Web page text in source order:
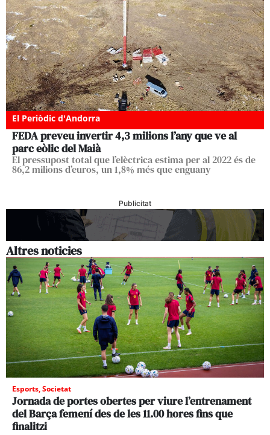
El Periòdic d'Andorra
FEDA preveu invertir 4,3 milions l’any que ve al
parc eòlic del Maià
El pressupost total que l’elèctrica estima per al 2022 és de
86,2 milions d’euros, un 1,8% més que enguany
Publicitat
Altres noticies
Esports,Societat
Jornada de portes obertes per viure l’entrenament
del Barça femení des de les 11.00 hores fins que
finalitzi